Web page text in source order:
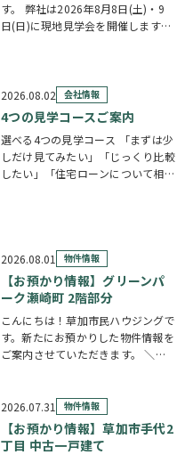
す。 弊社は2026年8月8日(土)・9
日(日)に現地見学会を開催します！
直接物件を見ながらご説明さ…
2026.08.02 会社情報
4つの見学コースご案内
選べる4つの見学コース 「まずは少
しだけ見てみたい」「じっくり比較
したい」「住宅ローンについて相談
意しています。 …
2026.08.01 物件情報
【お預かり情報】グリーンパ
ーク瀬崎町 2階部分
こんにちは！草加市民ハウジングで
す。新たにお預かりした物件情報を
ご案内させていただきます。 ＼弊
チェック✓ 三方角部屋のため、日中
は陽当り良好で明るい室内環境が保
たれていま…
2026.07.31 物件情報
【お預かり情報】草加市手代2
丁目 中古一戸建て